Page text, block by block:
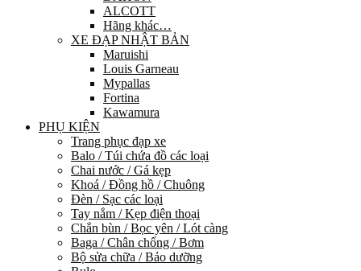
ALCOTT
Hãng khác…
XE ĐẠP NHẬT BẢN
Maruishi
Louis Garneau
Mypallas
Fortina
Kawamura
PHỤ KIỆN
Trang phục đạp xe
Balo / Túi chứa đồ các loại
Chai nước / Gá kẹp
Khoá / Đồng hồ / Chuông
Đèn / Sạc các loại
Tay nắm / Kẹp điện thoại
Chắn bùn / Bọc yên / Lót càng
Baga / Chân chống / Bơm
Bộ sửa chữa / Bảo dưỡng